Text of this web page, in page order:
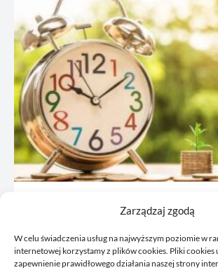
Zarządzaj zgodą
W celu świadczenia usług na najwyższym poziomie w
internetowej korzystamy z plików cookies. Pliki cookies
zapewnienie prawidłowego działania naszej strony
JDG: co omówić z księgową
21/06/2026